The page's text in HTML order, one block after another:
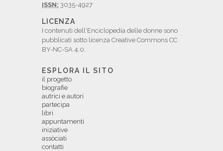
ISSN: 3035-4927
LICENZA
I contenuti dell'Enciclopedia delle donne sono
pubblicati sotto licenza Creative Commons CC
BY-NC-SA 4.0.
ESPLORA IL SITO
il progetto
biografie
autrici e autori
partecipa
libri
appuntamenti
iniziative
assòciati
contatti